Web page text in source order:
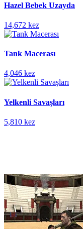
Hazel Bebek Uzayda
14,672 kez
Tank Macerası
4,046 kez
Yelkenli Savaşları
5,810 kez